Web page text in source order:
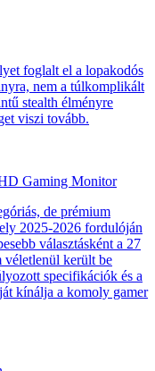
foglalt el a lopakodós
nem a túlkomplikált
stealth élményre
viszi tovább.
Gaming Monitor
de prémium
2025-2026 fordulóján
választásként a 27
véletlenül került be
specifikációk és a
kínálja a komoly gamer